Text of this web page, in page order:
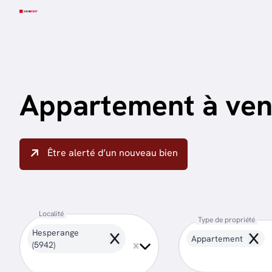
Appartement à
Être alerté d’un nouveau bien
Localité
Hesperange
(5942)
Remove
Type de propriété
Appartement